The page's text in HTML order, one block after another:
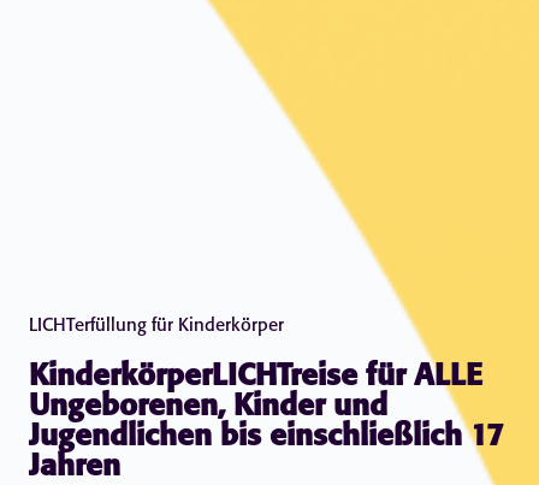
LICHTerfüllung für Kinderkörper
KinderkörperLICHTreise für ALLE
Ungeborenen, Kinder und
Jugendlichen bis einschließlich 17
Jahren